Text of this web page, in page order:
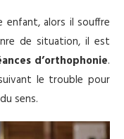
enfant, alors il souffre
de situation, il est
d’orthophonie.
le trouble pour
sens.